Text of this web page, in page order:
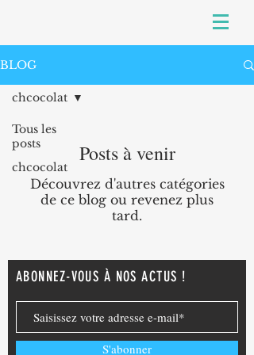
BLOG
Tous les
posts
chcocolat
chcocolat
Posts à venir
Découvrez d'autres catégories
de ce blog ou revenez plus
tard.
ABONNEZ-VOUS À NOS ACTUS !
S'abonner